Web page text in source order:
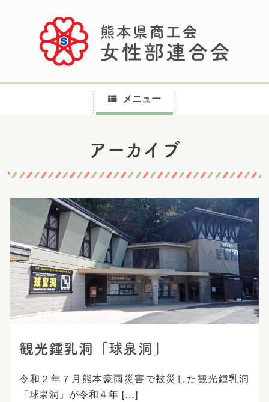
メニュー
テ
ツ
キ
ッ
プ
アーカイブ
観光鍾乳洞「球泉洞」
令和２年７月熊本豪雨災害で被災した観光鍾乳洞
「球泉洞」が令和４年 […]